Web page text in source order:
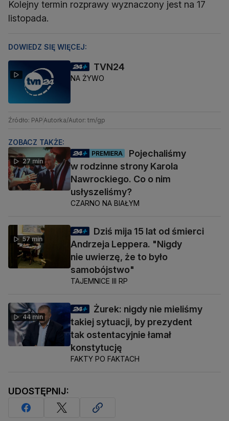
Kolejny termin rozprawy wyznaczony jest na 17
listopada.
DOWIEDZ SIĘ WIĘCEJ:
TVN24
NA ŻYWO
Źródło: PAPAutorka/Autor: tm/gp
ZOBACZ TAKŻE:
27 min
PREMIERA
Pojechaliśmy
w rodzinne strony Karola
Nawrockiego. Co o nim
usłyszeliśmy?
CZARNO NA BIAŁYM
57 min
Dziś mija 15 lat od śmierci
Andrzeja Leppera. "Nigdy
nie uwierzę, że to było
samobójstwo"
TAJEMNICE III RP
44 min
Żurek: nigdy nie mieliśmy
takiej sytuacji, by prezydent
tak ostentacyjnie łamał
konstytucję
FAKTY PO FAKTACH
UDOSTĘPNIJ: